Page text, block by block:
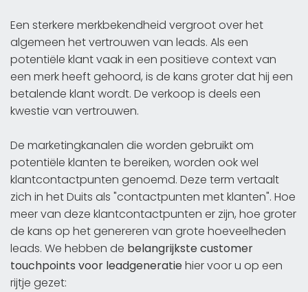
Een sterkere merkbekendheid vergroot over het
algemeen het vertrouwen van leads. Als een
potentiële klant vaak in een positieve context van
een merk heeft gehoord, is de kans groter dat hij een
betalende klant wordt. De verkoop is deels een
kwestie van vertrouwen.
De marketingkanalen die worden gebruikt om
potentiële klanten te bereiken, worden ook wel
klantcontactpunten genoemd. Deze term vertaalt
zich in het Duits als "contactpunten met klanten". Hoe
meer van deze klantcontactpunten er zijn, hoe groter
de kans op het genereren van grote hoeveelheden
leads. We hebben de belangrijkste customer
touchpoints voor leadgeneratiehier voor u op een
rijtje gezet: